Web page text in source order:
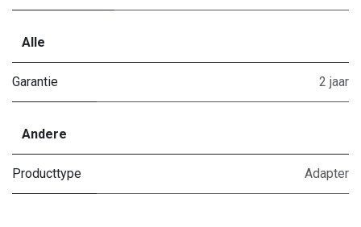
Alle
Garantie 2 jaar
Andere
Producttype Adapter